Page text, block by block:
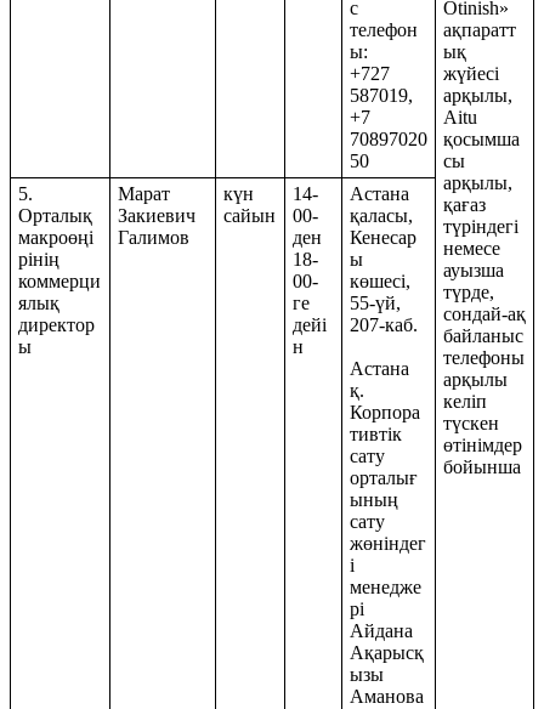
с
телефон
ы:
+727
587019,
+7
70897020
50
Otinish»
ақпаратт
ық
жүйесі
арқылы,
Aitu
қосымша
сы
арқылы,
қағаз
түріндегі
немесе
ауызша
түрде,
сондай-ақ
байланыс
телефоны
арқылы
келіп
түскен
өтінімдер
бойынша
5.
Орталық
макроөңі
рінің
коммерци
ялық
директор
ы
Марат
Закиевич
Галимов
күн
сайын
14-
00-
ден
18-
00-
ге
дейі
н
Астана
қаласы,
Кенесар
ы
көшесі,
55-үй,
207-каб.
Астана
қ.
Корпора
тивтік
сату
орталығ
ының
сату
жөніндег
і
менедже
рі
Айдана
Ақарысқ
ызы
Аманова